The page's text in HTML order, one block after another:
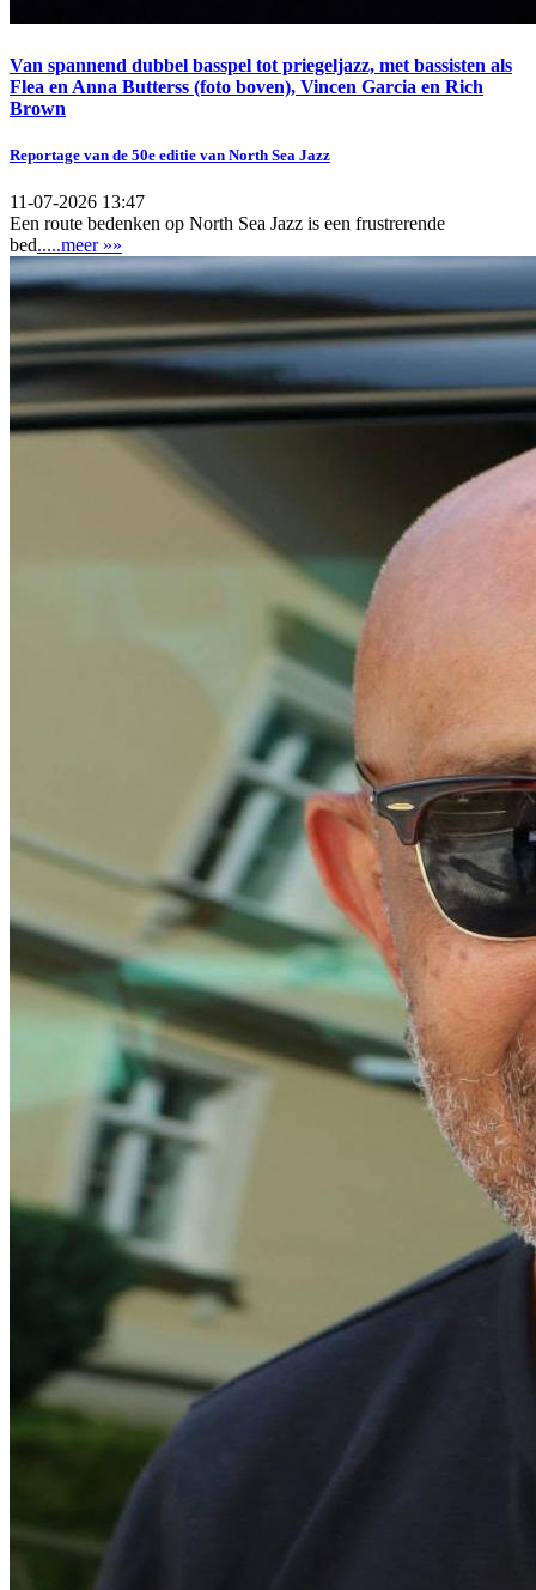
Van spannend dubbel basspel tot priegeljazz, met bassisten als
Flea en Anna Butterss (foto boven), Vincen Garcia en Rich
Brown
Reportage van de 50e editie van North Sea Jazz
11-07-2026 13:47
Een route bedenken op North Sea Jazz is een frustrerende
bed.....meer »»